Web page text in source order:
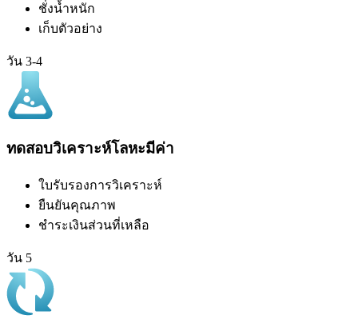
ชั่งน้ำหนัก
เก็บตัวอย่าง
วัน 3-4
ทดสอบวิเคราะห์โลหะมีค่า
ใบรับรองการวิเคราะห์
ยืนยันคุณภาพ
ชำระเงินส่วนที่เหลือ
วัน 5